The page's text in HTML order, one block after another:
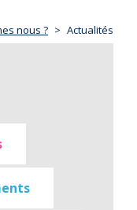
nous ? Actualités